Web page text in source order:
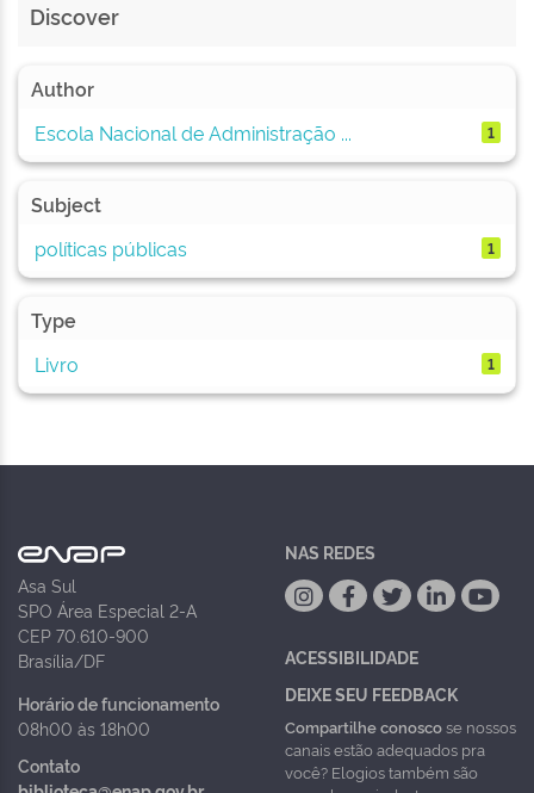
Discover
Author
Escola Nacional de Administração ...
1
Subject
políticas públicas
1
Type
Livro
1
Asa Sul
SPO Área Especial 2-A
CEP 70.610-900
Brasília/DF
Horário de funcionamento
08h00 às 18h00
Contato
NAS REDES
ACESSIBILIDADE
DEIXE SEU FEEDBACK
Compartilhe conoscose nossos
canais estão adequados pra
você? Elogios também são